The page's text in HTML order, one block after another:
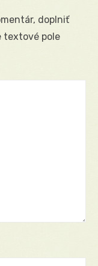
doplniť
textové pole